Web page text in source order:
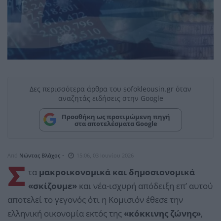
Δες περισσότερα άρθρα του sofokleousin.gr όταν
αναζητάς ειδήσεις στην Google
Προσθήκη ως προτιμώμενη πηγή
στα αποτελέσματα Google
Από Νώντας Βλάχος - 15:06, 03 Ιουνίου 2026
Σ τα μακροικονομικά και δημοσιονομικά
«σκίζουμε» και νέα-ισχυρή απόδειξη επ’ αυτού
αποτελεί το γεγονός ότι η Κομισιόν έθεσε την
ελληνική οικονομία εκτός της «κόκκινης ζώνης»,